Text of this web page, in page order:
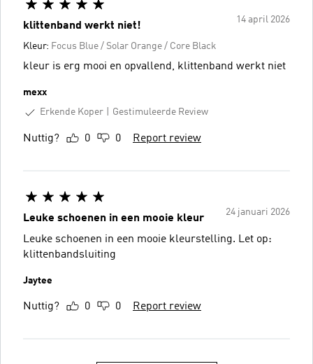
14 april 2026
klittenband werkt niet!
Kleur: Focus Blue / Solar Orange / Core Black
kleur is erg mooi en opvallend, klittenband werkt niet
mexx
Erkende Koper
Gestimuleerde Review
Nuttig? 0 0 Report review
24 januari 2026
Leuke schoenen in een mooie kleur
Leuke schoenen in een mooie kleurstelling. Let op:
klittenbandsluiting
Jaytee
Nuttig? 0 0 Report review